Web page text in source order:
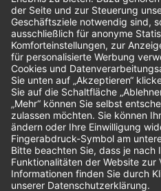
Bewertungen